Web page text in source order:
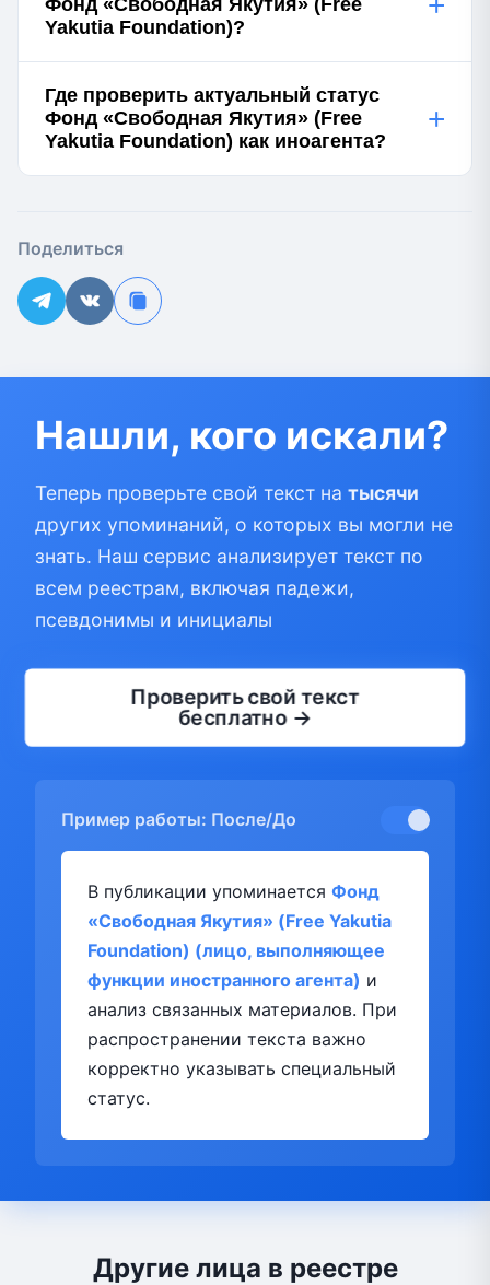
Фонд «Свободная Якутия» (Free
Yakutia Foundation)?
Где проверить актуальный статус
Фонд «Свободная Якутия» (Free
Yakutia Foundation) как иноагента?
+
Поделиться
Нашли, кого искали?
Теперь проверьте свой текст на тысячи
других упоминаний, о которых вы могли не
знать. Наш сервис анализирует текст по
всем реестрам, включая падежи,
псевдонимы и инициалы
Проверить свой текст
бесплатно →
Пример работы: После/До
В публикации упоминается Фонд
«Свободная Якутия» (Free Yakutia
Foundation) (лицо, выполняющее
функции иностранного агента) и
анализ связанных материалов. При
распространении текста важно
корректно указывать специальный
статус.
Другие лица в реестре